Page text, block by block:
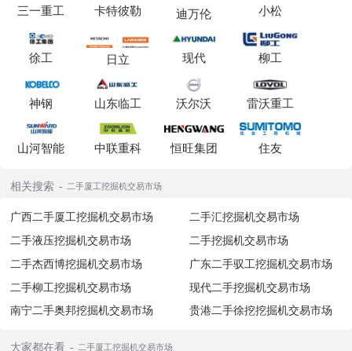
三一重工 卡特彼勒 迪万伦 小松
徐工 日立 现代 柳工
神钢 山东临工 沃尔沃 雷沃重工
山河智能 中联重科 恒旺集团 住友
相关搜索 二手厦工挖掘机交易市场
广西二手厦工挖掘机交易市场
二手汇挖掘机交易市场
二手液压挖掘机交易市场
二手挖掘机交易市场
二手杰西博挖掘机交易市场
广东二手驭工挖掘机交易市场
二手柳工挖掘机交易市场
现代二手挖掘机交易市场
南宁二手奥邦挖掘机交易市场
贵港二手徐挖挖掘机交易市场
大家都在看 二手厦工挖掘机交易市场